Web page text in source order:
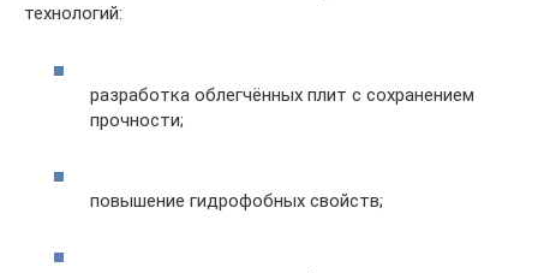
технологий:
разработка облегчённых плит с сохранением
прочности;
повышение гидрофобных свойств;